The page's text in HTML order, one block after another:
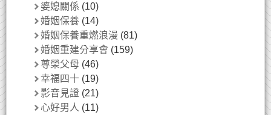
婆媳關係 (10)
婚姻保養 (14)
婚姻保養重燃浪漫 (81)
婚姻重建分享會 (159)
尊榮父母 (46)
幸福四十 (19)
影音見證 (21)
心好男人 (11)